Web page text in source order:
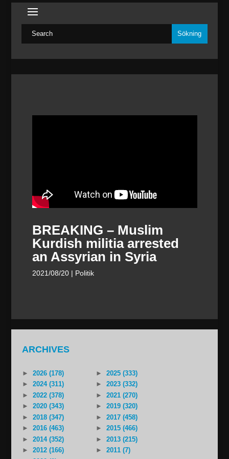
BREAKING – Muslim
Kurdish militia arrested
an Assyrian in Syria
2021/08/20| Politik
ARCHIVES
► 2026 (178) ►
2025 (333)
►
2024 (311) ►
2023 (332)
►
2022 (378) ►
2021 (270)
►
2020 (343) ►
2019 (320)
►
2018 (347) ►
2017 (458)
►
2016 (463) ►
2015 (466)
►
2014 (352) ►
2013 (215)
►
2012 (166) ►
2011 (7)